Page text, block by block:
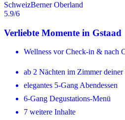
SchweizBerner Oberland
5.9/6
Verliebte Momente in Gstaad
Wellness vor Check-in & nach
ab 2 Nächten im Zimmer deiner
elegantes 5-Gang Abendessen
6-Gang Degustations-Menü
7 weitere Inhalte